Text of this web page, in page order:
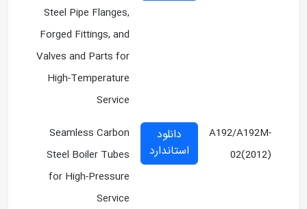
Steel Pipe Flanges,
Forged Fittings, and
Valves and Parts for
High-Temperature
Service
A192/A192M-
02(2012)
دانلود
استاندارد
Seamless Carbon
Steel Boiler Tubes
for High-Pressure
Service